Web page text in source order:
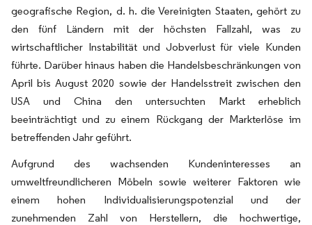
geografische Region, d. h. die Vereinigten Staaten, gehört zu
den fünf Ländern mit der höchsten Fallzahl, was zu
wirtschaftlicher Instabilität und Jobverlust für viele Kunden
führte. Darüber hinaus haben die Handelsbeschränkungen von
April bis August 2020 sowie der Handelsstreit zwischen den
USA und China den untersuchten Markt erheblich
beeinträchtigt und zu einem Rückgang der Markterlöse im
betreffenden Jahr geführt.
Aufgrund des wachsenden Kundeninteresses an
umweltfreundlicheren Möbeln sowie weiterer Faktoren wie
einem hohen Individualisierungspotenzial und der
zunehmenden Zahl von Herstellern, die hochwertige,